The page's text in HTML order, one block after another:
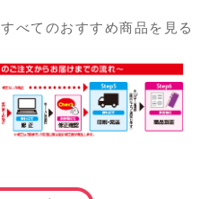
すべてのおすすめ商品を見る